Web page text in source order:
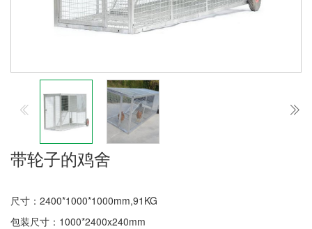
带轮子的鸡舍
尺寸：2400*1000*1000mm,91KG
包装尺寸：1000*2400x240mm